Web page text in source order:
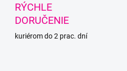
RÝCHLE
DORUČENIE
kuriérom do 2 prac. dní